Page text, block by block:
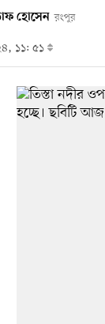
হোসেন রংপুর
১১: ৫১